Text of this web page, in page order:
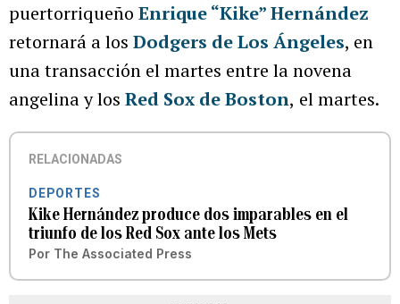
puertorriqueño Enrique “Kike” Hernández
retornará a los Dodgers de Los Ángeles, en
una transacción el martes entre la novena
angelina y los Red Sox de Boston, el martes.
RELACIONADAS
DEPORTES
Kike Hernández produce dos imparables en el
triunfo de los Red Sox ante los Mets
Por The Associated Press